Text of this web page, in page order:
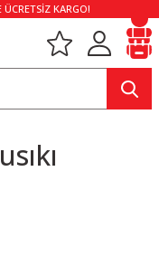
ÜCRETSİZ KARGO!